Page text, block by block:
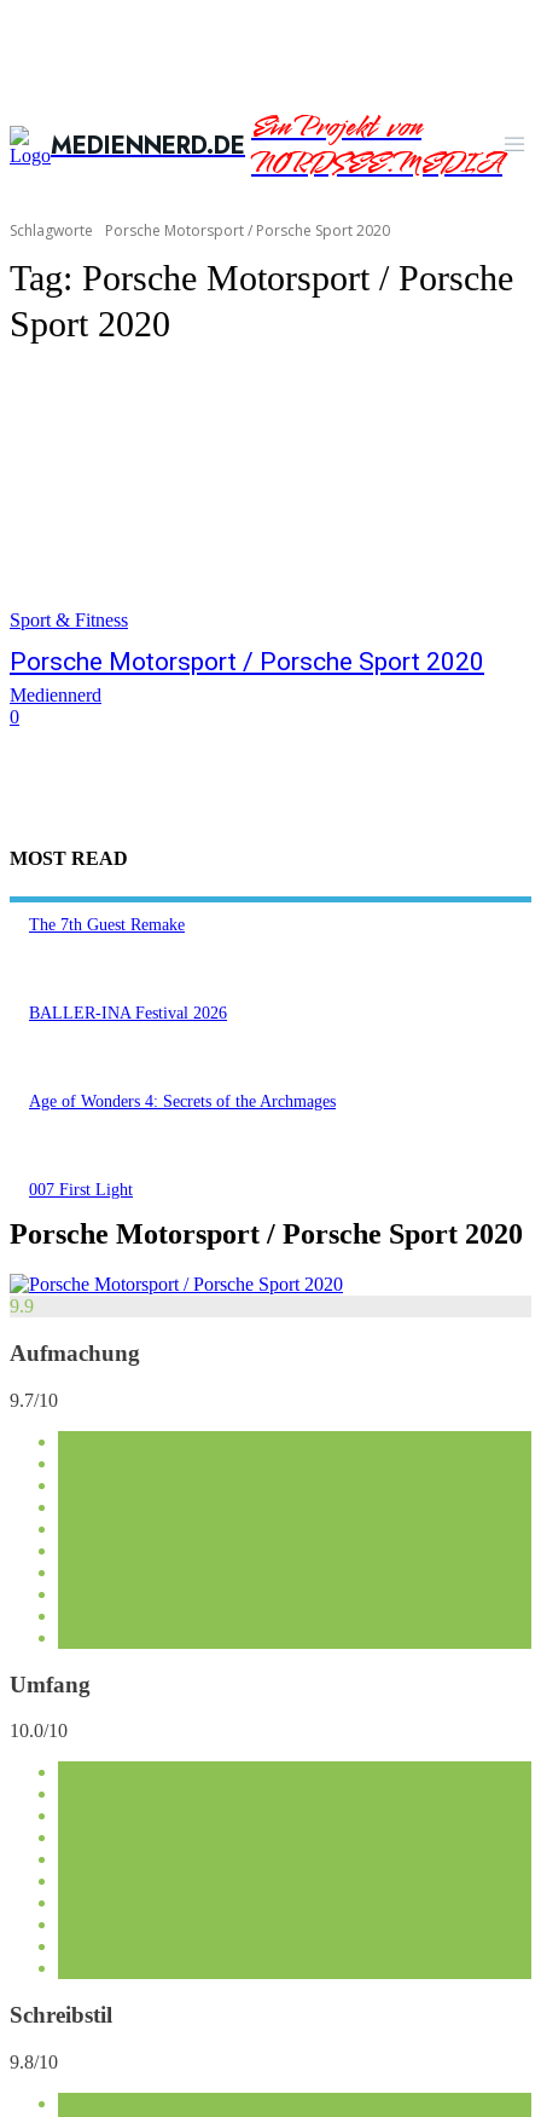
MEDIENNERD.DEEin Projekt von
NORDSEE.MEDIA
Schlagworte Porsche Motorsport / Porsche Sport 2020
Tag: Porsche Motorsport / Porsche
Sport 2020
Sport & Fitness
Porsche Motorsport / Porsche Sport 2020
Mediennerd
0
MOST READ
The 7th Guest Remake
BALLER-INA Festival 2026
Age of Wonders 4: Secrets of the Archmages
007 First Light
Porsche Motorsport / Porsche Sport 2020
9.9
Aufmachung
9.7/10
Umfang
10.0/10
Schreibstil
9.8/10